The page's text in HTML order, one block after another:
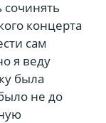
концерта
сам
я веду
была
не до